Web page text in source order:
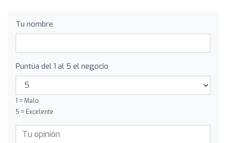
Tu nombre
Puntúa del 1 al 5 el negocio
1 = Malo
5 = Excelente